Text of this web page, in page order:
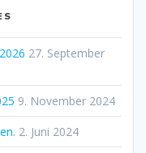
27. September
9. November 2024
2. Juni 2024